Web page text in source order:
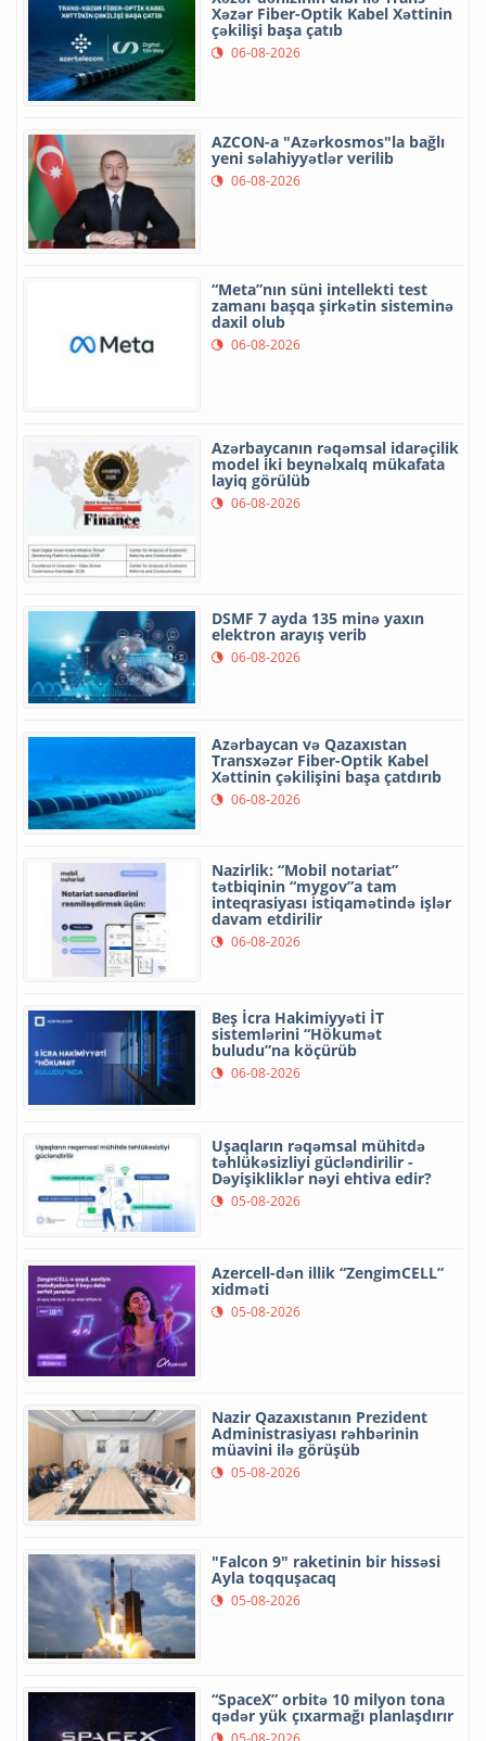
Xəzər Fiber-Optik Kabel Xəttinin
çəkilişi başa çatıb
06-08-2026
AZCON-a "Azərkosmos"la bağlı
yeni səlahiyyətlər verilib
06-08-2026
“Meta”nın süni intellekti test
zamanı başqa şirkətin sisteminə
daxil olub
06-08-2026
Azərbaycanın rəqəmsal idarəçilik
model iki beynəlxalq mükafata
layiq görülüb
06-08-2026
DSMF 7 ayda 135 minə yaxın
elektron arayış verib
06-08-2026
Azərbaycan və Qazaxıstan
Transxəzər Fiber-Optik Kabel
Xəttinin çəkilişini başa çatdırıb
06-08-2026
Nazirlik: “Mobil notariat”
tətbiqinin “mygov”a tam
inteqrasiyası istiqamətində işlər
davam etdirilir
06-08-2026
Beş İcra Hakimiyyəti İT
sistemlərini “Hökumət
buludu”na köçürüb
06-08-2026
Uşaqların rəqəmsal mühitdə
təhlükəsizliyi gücləndirilir -
Dəyişikliklər nəyi ehtiva edir?
05-08-2026
Azercell-dən illik “ZengimCELL”
xidməti
05-08-2026
Nazir Qazaxıstanın Prezident
Administrasiyası rəhbərinin
müavini ilə görüşüb
05-08-2026
"Falcon 9" raketinin bir hissəsi
Ayla toqquşacaq
05-08-2026
“SpaceX” orbitə 10 milyon tona
qədər yük çıxarmağı planlaşdırır